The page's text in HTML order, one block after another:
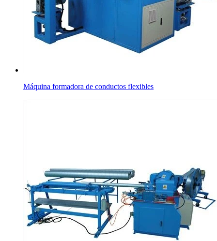
Máquina formadora de conductos flexibles